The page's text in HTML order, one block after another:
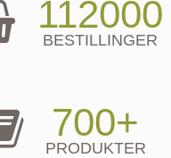
112000
BESTILLINGER
700+
PRODUKTER